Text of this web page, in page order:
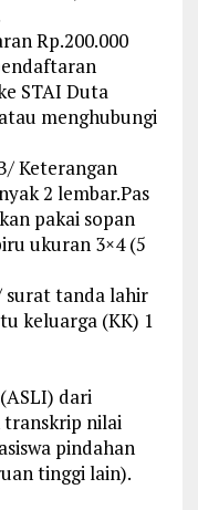
Rp.200.000
STAI Duta
menghubungi
Keterangan
2 lembar.Pas
pakai sopan
ukuran 3×4 (5
surat tanda lahir
keluarga (KK) 1
dari
transkrip nilai
pindahan
tinggi lain).